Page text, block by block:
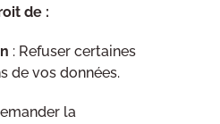
de :
: Refuser certaines
de vos données.
la